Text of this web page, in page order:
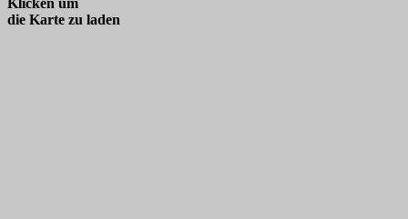
Klicken um
die Karte zu laden